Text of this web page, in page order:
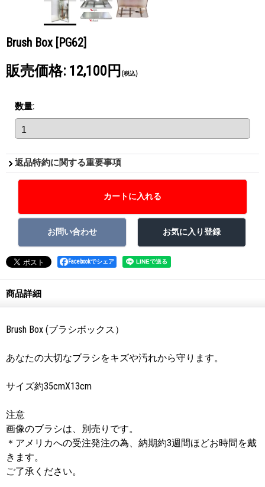
Brush Box [PG62]
販売価格: 12,100円 (税込)
数量:
返品特約に関する重要事項
Facebookでシェア
商品詳細
Brush Box (ブラシボックス）
あなたの大切なブラシをキズや汚れから守ります。
サイズ約35cmX13cm
注意
画像のブラシは、別売りです。
＊アメリカへの受注発注の為、納期約3週間ほどお時間を戴
きます。
ご了承ください。